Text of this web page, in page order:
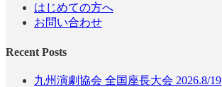
はじめての方へ
お問い合わせ
Recent Posts
九州演劇協会 全国座長大会 2026.8/19